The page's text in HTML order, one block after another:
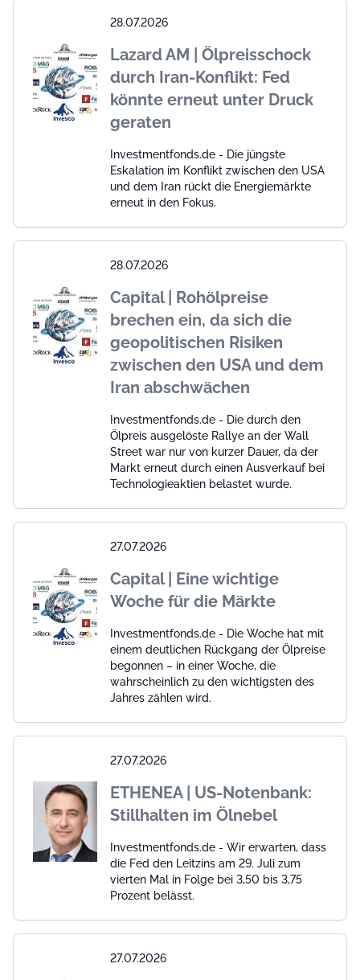
28.07.2026
Lazard AM | Ölpreisschock
durch Iran-Konflikt: Fed
könnte erneut unter Druck
geraten
Investmentfonds.de - Die jüngste
Eskalation im Konflikt zwischen den USA
und dem Iran rückt die Energiemärkte
erneut in den Fokus.
28.07.2026
Capital | Rohölpreise
brechen ein, da sich die
geopolitischen Risiken
zwischen den USA und dem
Iran abschwächen
Investmentfonds.de - Die durch den
Ölpreis ausgelöste Rallye an der Wall
Street war nur von kurzer Dauer, da der
Markt erneut durch einen Ausverkauf bei
Technologieaktien belastet wurde.
27.07.2026
Capital | Eine wichtige
Woche für die Märkte
Investmentfonds.de - Die Woche hat mit
einem deutlichen Rückgang der Ölpreise
begonnen – in einer Woche, die
wahrscheinlich zu den wichtigsten des
Jahres zählen wird.
27.07.2026
ETHENEA | US-Notenbank:
Stillhalten im Ölnebel
Investmentfonds.de - Wir erwarten, dass
die Fed den Leitzins am 29. Juli zum
vierten Mal in Folge bei 3,50 bis 3,75
Prozent belässt.
27.07.2026